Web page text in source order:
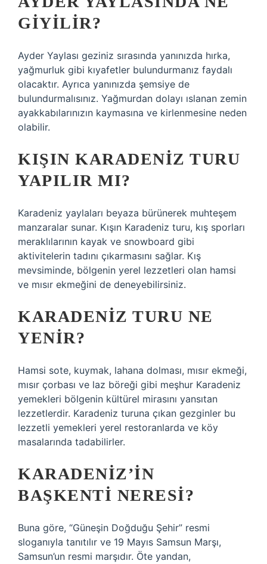
GIYILIR?
Ayder Yaylası geziniz sırasında yanınızda hırka,
yağmurluk gibi kıyafetler bulundurmanız faydalı
olacaktır. Ayrıca yanınızda şemsiye de
bulundurmalısınız. Yağmurdan dolayı ıslanan zemin
ayakkabılarınızın kaymasına ve kirlenmesine neden
olabilir.
KIŞIN KARADENIZ TURU
YAPILIR MI?
Karadeniz yaylaları beyaza bürünerek muhteşem
manzaralar sunar. Kışın Karadeniz turu, kış sporları
meraklılarının kayak ve snowboard gibi
aktivitelerin tadını çıkarmasını sağlar. Kış
mevsiminde, bölgenin yerel lezzetleri olan hamsi
ve mısır ekmeğini de deneyebilirsiniz.
KARADENIZ TURU NE
YENIR?
Hamsi sote, kuymak, lahana dolması, mısır ekmeği,
mısır çorbası ve laz böreği gibi meşhur Karadeniz
yemekleri bölgenin kültürel mirasını yansıtan
lezzetlerdir. Karadeniz turuna çıkan gezginler bu
lezzetli yemekleri yerel restoranlarda ve köy
masalarında tadabilirler.
KARADENIZ’IN
BAŞKENTI NERESI?
Buna göre, “Güneşin Doğduğu Şehir” resmi
sloganıyla tanıtılır ve 19 Mayıs Samsun Marşı,
Samsun’un resmi marşıdır. Öte yandan,